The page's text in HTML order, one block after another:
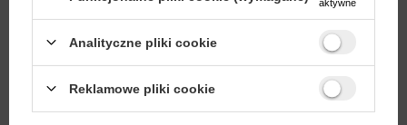
Rodzaj złącza
Micro USB-B (męski)
Wystarczy założyć konto
zakupy za
odblokować zniżki na kolejne
Analityczne pliki cookie
Reklamowe pliki cookie